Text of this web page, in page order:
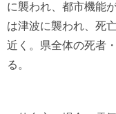
に襲われ、都市機能
は津波に襲われ、死
近く。県全体の死者
る。